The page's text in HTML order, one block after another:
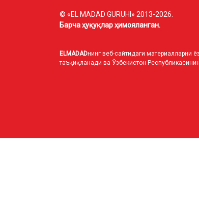
© «EL MADAD GURUHI» 2013-2026.
Барча ҳуқуқлар ҳимояланган.
ELMADADнинг веб-сайтидаги материалларни
таъқиқланади ва Ўзбекистон